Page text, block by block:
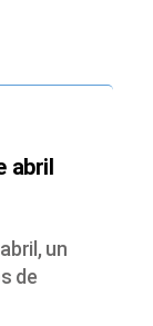
abril
un
de